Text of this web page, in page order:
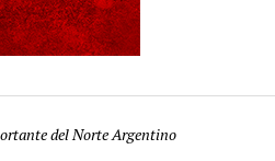
del Norte Argentino